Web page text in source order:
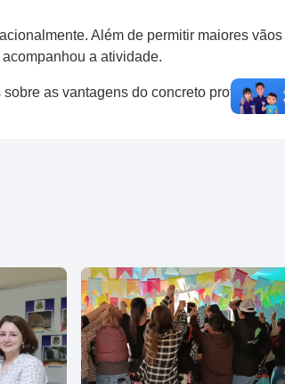
Além de permitir maiores vãos
a atividade.
as vantagens do concreto protendido